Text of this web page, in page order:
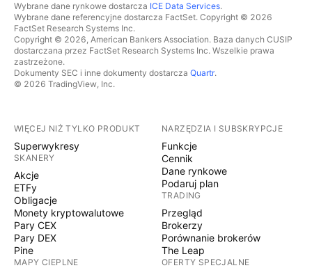
Wybrane dane rynkowe dostarcza ICE Data Services.
Wybrane dane referencyjne dostarcza FactSet. Copyright © 2026
FactSet Research Systems Inc.
Copyright © 2026, American Bankers Association. Baza danych CUSIP
dostarczana przez FactSet Research Systems Inc. Wszelkie prawa
zastrzeżone.
Dokumenty SEC i inne dokumenty dostarcza Quartr.
© 2026 TradingView, Inc.
WIĘCEJ NIŻ TYLKO PRODUKT
Superwykresy
SKANERY
Akcje
ETFy
Obligacje
Monety kryptowalutowe
Pary CEX
Pary DEX
Pine
MAPY CIEPLNE
NARZĘDZIA I SUBSKRYPCJE
Funkcje
Cennik
Dane rynkowe
Podaruj plan
TRADING
Przegląd
Brokerzy
Porównanie brokerów
The Leap
OFERTY SPECJALNE